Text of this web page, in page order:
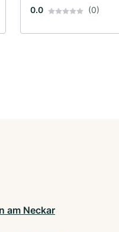
Motorradwerkstatt ·
0.0 (0)
am Neckar